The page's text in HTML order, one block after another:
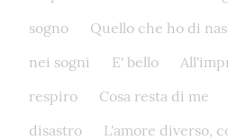
sogno
Quello che ho di
nei sogni
E' bello
respiro
Cosa resta di me
disastro
L'amore diverso,